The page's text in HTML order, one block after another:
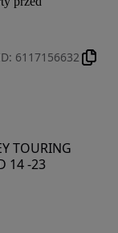
: 6117156632
TOURING
14 -23